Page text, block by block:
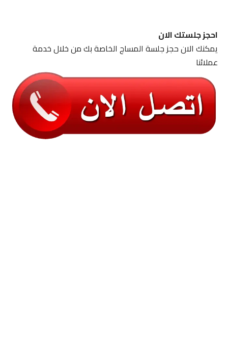
احجز جلستك الان
يمكنك الان حجز جلسة المساج الخاصة بك من خلال خدمة
عملائنا